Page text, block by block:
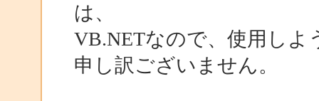
は、
VB.NETなので、使用し
申し訳ございません。